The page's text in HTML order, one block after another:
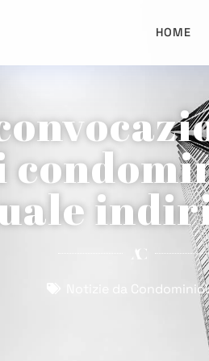
HOME
Notizie da